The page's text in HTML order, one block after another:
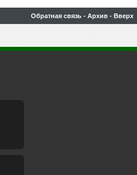
Обратная связь - Архив - Вверх